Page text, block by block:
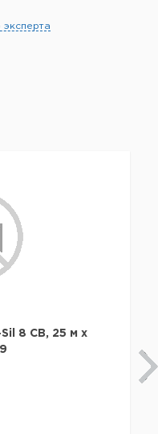
эксперта
8 CB, 25 м x